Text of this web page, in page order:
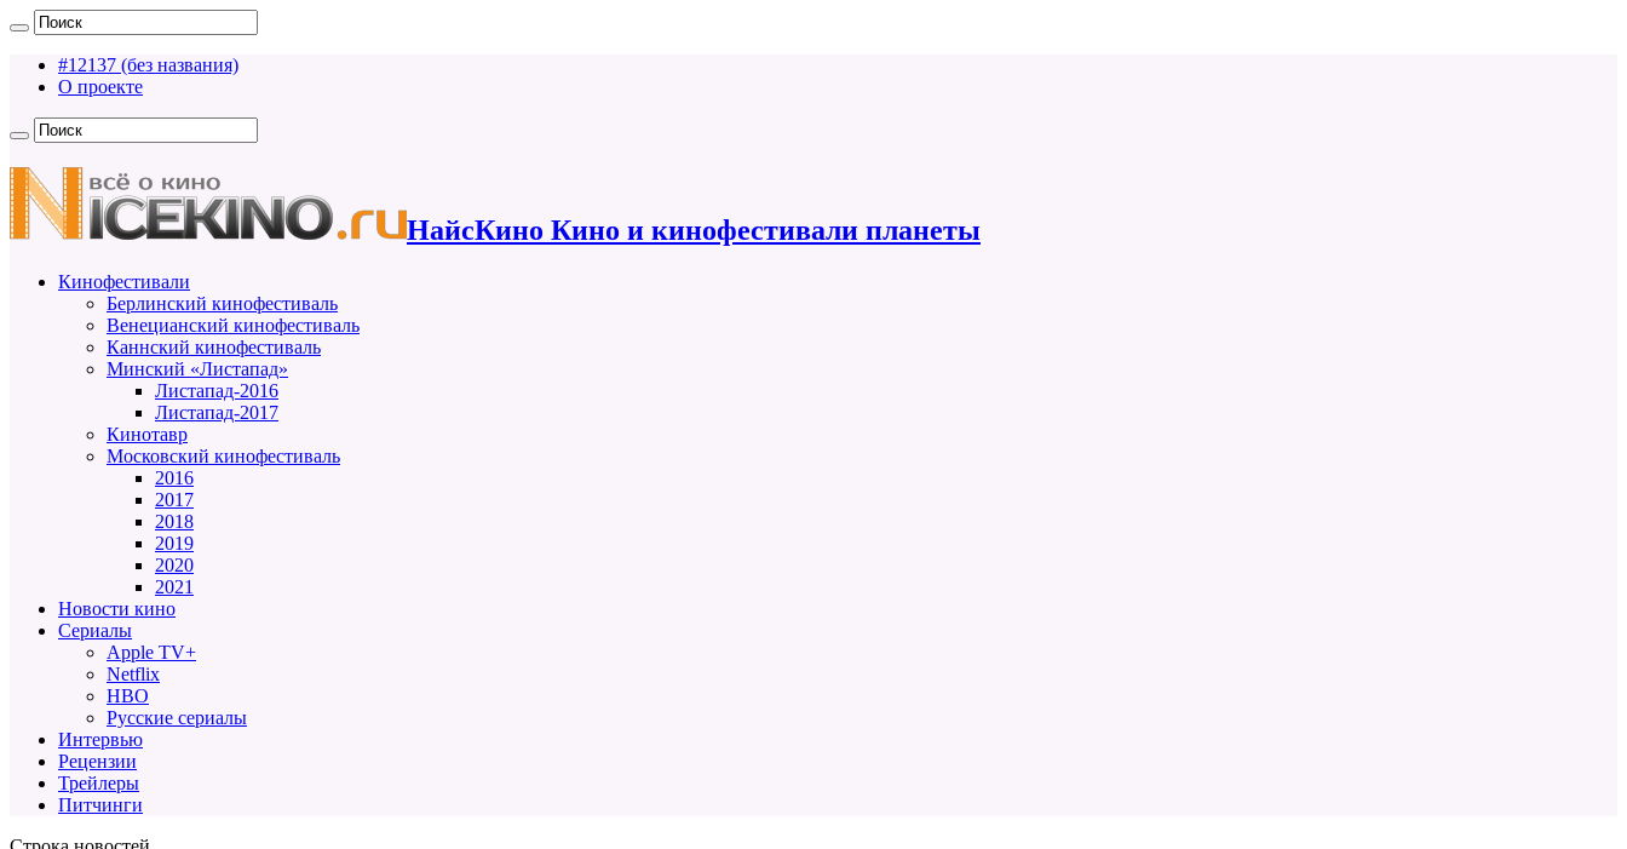
#12137 (без названия)
О проекте
НайсКино Кино и кинофестивали планеты
Кинофестивали
Берлинский кинофестиваль
Венецианский кинофестиваль
Каннский кинофестиваль
Минский «Листапад»
Листапад-2016
Листапад-2017
Кинотавр
Московский кинофестиваль
2016
2017
2018
2019
2020
2021
Новости кино
Сериалы
Apple TV+
Netflix
HBO
Русские сериалы
Интервью
Рецензии
Трейлеры
Питчинги